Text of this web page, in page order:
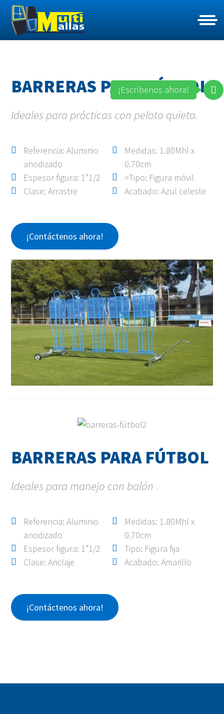
¡Escríbenos ahora!
BARRERAS PARA FÚTBOL
Ideales para prácticas con pelota quieta.
Referencia: Aluminio
anodizado
Medidas: 1.80Mhl x
0.70cm
Espesor figura: 1”1/2
>Tipo: Figura móvil
Clase: Arrastre
Acabado: Azul celeste
¡Contáctenos ahora!
BARRERAS PARA FÚTBOL
Ideales para manejo con balón .
Referencia: Aluminio
anodizado
Medidas: 1.80Mhl x
0.70cm
Espesor figura: 1”1/2
Tipo: Figura fija
Clase: Anclaje
Acabado: Amarillo
¡Contáctenos ahora!